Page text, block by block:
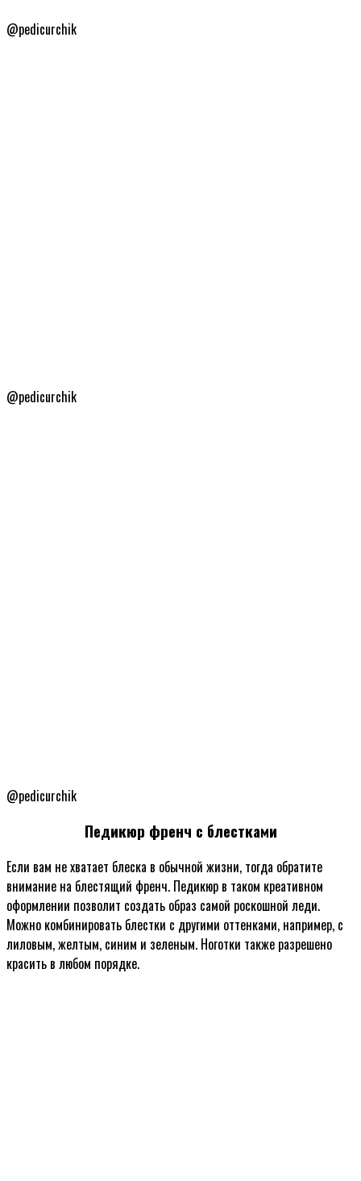
@pedicurchik
@pedicurchik
@pedicurchik
Педикюр френч с блестками
Если вам не хватает блеска в обычной жизни, тогда обратите
внимание на блестящий френч. Педикюр в таком креативном
оформлении позволит создать образ самой роскошной леди.
Можно комбинировать блестки с другими оттенками, например, с
лиловым, желтым, синим и зеленым. Ноготки также разрешено
красить в любом порядке.